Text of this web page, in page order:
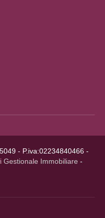
- P.iva:02234840466 -
Gestionale Immobiliare -